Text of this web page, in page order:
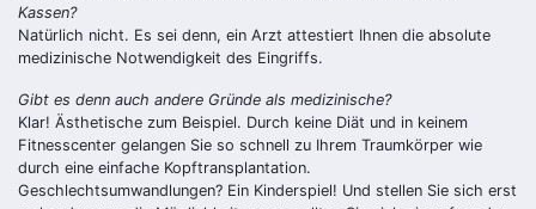
Kassen?
Natürlich nicht. Es sei denn, ein Arzt attestiert Ihnen die absolute
medizinische Notwendigkeit des Eingriffs.
Gibt es denn auch andere Gründe als medizinische?
Klar! Ästhetische zum Beispiel. Durch keine Diät und in keinem
Fitnesscenter gelangen Sie so schnell zu Ihrem Traumkörper wie
durch eine einfache Kopftransplantation.
Geschlechtsumwandlungen? Ein Kinderspiel! Und stellen Sie sich erst